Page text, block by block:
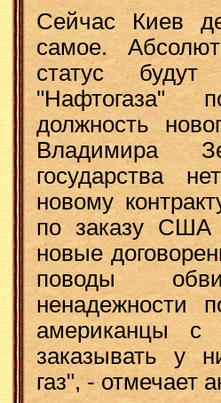
Сейчас Киев
самое.
статус будут
"Нафтогаза"
должность
Владимира
государства
новому
по заказу США
новые
поводы
ненадежности
американцы с
заказывать у
газ", - отмечает